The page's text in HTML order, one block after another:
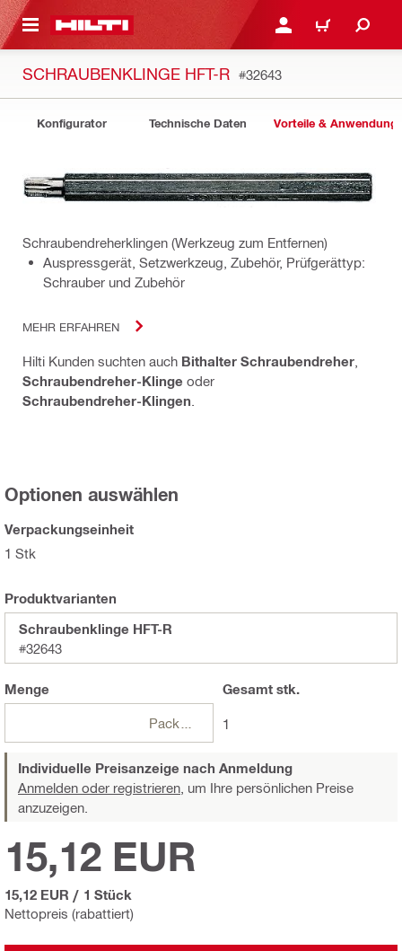
ANMELDEN ODER
WARENKORB
SCHRAUBENKLINGE HFT-R #32643
Konfigurator Technische Daten Vorteile &
Schraubendreherklingen (Werkzeug zum Entfernen)
Auspressgerät, Setzwerkzeug, Zubehör, Prüfgerättyp:
Schrauber und Zubehör
MEHR ERFAHREN
Hilti Kunden suchten auch Bithalter Schraubendreher
Schraubendreher-Klinge oder
Schraubendreher-Klingen
Optionen auswählen
Verpackungseinheit
1 Stk
Produktvarianten
Schraubenklinge HFT-R
#32643
Menge
Packungen
Gesamtstk.
1
Individuelle Preisanzeige nach Anmeldung
Anmelden oder registrieren, um Ihre persönlichen Preise
anzuzeigen.
Nettopreis (rabattiert)
15,12 EUR
15,12 EUR / 1 Stück